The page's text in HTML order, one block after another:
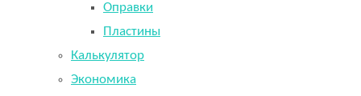
Оправки
Пластины
Калькулятор
Экономика